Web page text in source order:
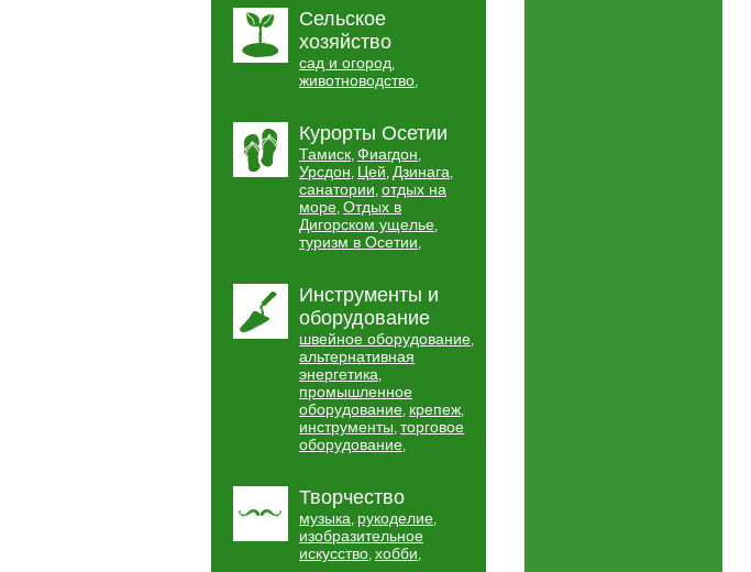
Сельское
хозяйство
сад и огород,
животноводство,
Курорты Осетии
Тамиск, Фиагдон,
Урсдон, Цей, Дзинага,
санатории, отдых на
море, Отдых в
Дигорском ущелье,
туризм в Осетии,
Инструменты и
оборудование
швейное оборудование,
альтернативная
энергетика,
промышленное
оборудование, крепеж,
инструменты, торговое
оборудование,
Творчество
музыка, рукоделие,
изобразительное
искусство, хобби,